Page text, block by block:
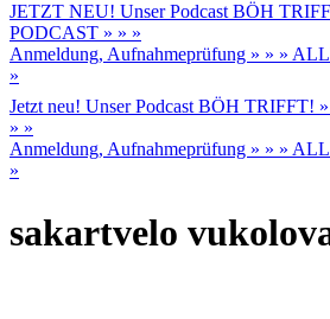
JETZT NEU! Unser Podcast BÖH
PODCAST » » »
Anmeldung, Aufnahmeprüfung » » »
»
Jetzt neu! Unser Podcast BÖH TRIFFT!
» »
Anmeldung, Aufnahmeprüfung » » »
»
sakartvelo